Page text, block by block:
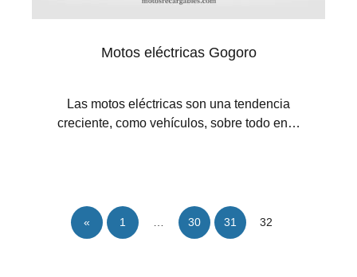
Motos eléctricas Gogoro
Las motos eléctricas son una tendencia
creciente, como vehículos, sobre todo en…
« 1 30 31 32